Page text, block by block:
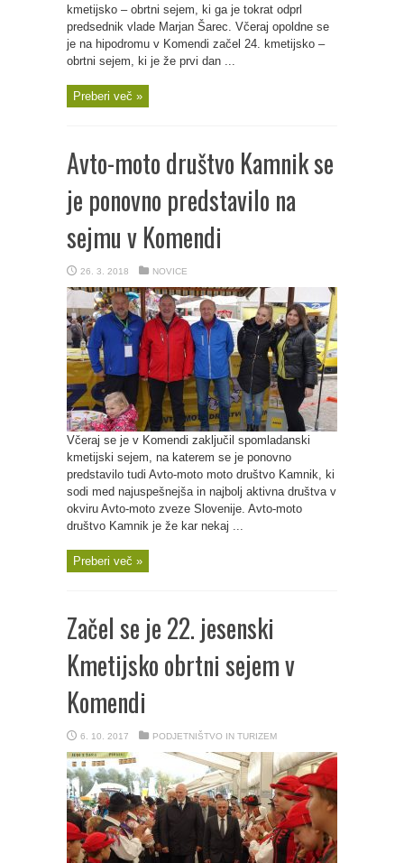
kmetijsko – obrtni sejem, ki ga je tokrat odprl
predsednik vlade Marjan Šarec. Včeraj opoldne se
je na hipodromu v Komendi začel 24. kmetijsko –
obrtni sejem, ki je že prvi dan ...
Preberi več »
Avto-moto društvo Kamnik se
je ponovno predstavilo na
sejmu v Komendi
26. 3. 2018 NOVICE
Včeraj se je v Komendi zaključil spomladanski
kmetijski sejem, na katerem se je ponovno
predstavilo tudi Avto-moto moto društvo Kamnik, ki
sodi med najuspešnejša in najbolj aktivna društva v
okviru Avto-moto zveze Slovenije. Avto-moto
društvo Kamnik je že kar nekaj ...
Preberi več »
Začel se je 22. jesenski
Kmetijsko obrtni sejem v
Komendi
6. 10. 2017 PODJETNIŠTVO IN TURIZEM